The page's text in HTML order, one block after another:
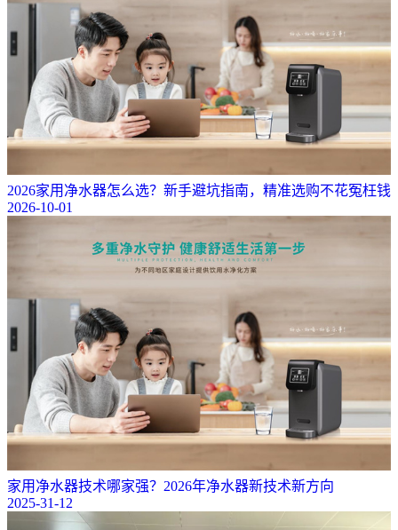
2026家用净水器怎么选？新手避坑指南，精准选购不花冤枉钱
2026-10-01
家用净水器技术哪家强？2026年净水器新技术新方向
2025-31-12